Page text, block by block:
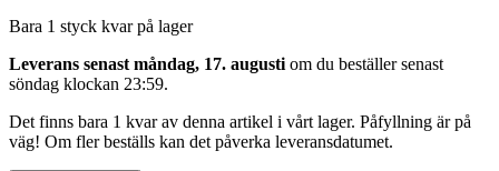
Bara 1 styck kvar på lager
Leverans senast måndag, 17. augusti om du beställer senast
söndag klockan 23:59.
Det finns bara 1 kvar av denna artikel i vårt lager. Påfyllning är på
väg! Om fler beställs kan det påverka leveransdatumet.